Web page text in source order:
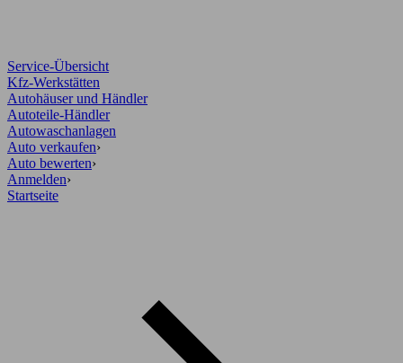
Service-Übersicht
Kfz-Werkstätten
Autohäuser und Händler
Autoteile-Händler
Autowaschanlagen
Auto verkaufen›
Auto bewerten›
Anmelden›
Startseite